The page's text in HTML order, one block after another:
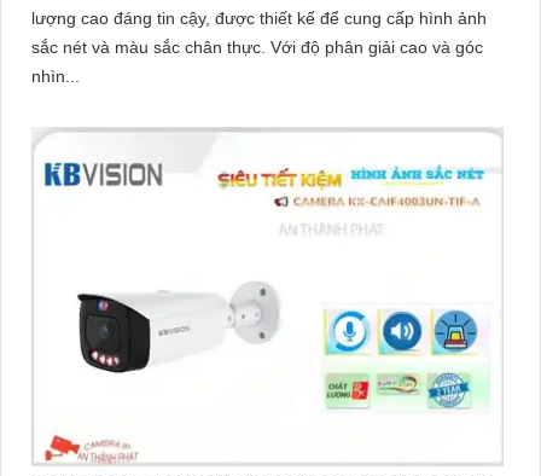
lượng cao đáng tin cậy, được thiết kế để cung cấp hình ảnh
sắc nét và màu sắc chân thực. Với độ phân giải cao và góc
nhìn...